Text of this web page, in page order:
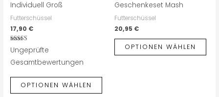
Individuell Groß
Futterschüssel
17,90 €
Bewertet mit
5.00
Ungeprüfte
Gesamtbewertungen
OPTIONEN WÄHLEN
Geschenkeset Mash
Futterschüssel
20,95 €
OPTIONEN WÄHLEN